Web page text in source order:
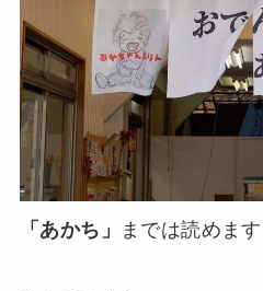
「あかち」 までは読めます